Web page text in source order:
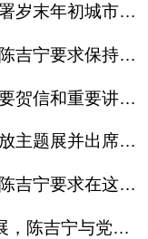
市委常委会研究巡视整改，部署岁末年初城市安全工作
两整天的市委学习讨论会上，陈吉宁要求保持战略定力始终坚定信心善于科学应对
市委常委会传达学习总书记重要贺信和重要讲话精神，研究党建引领物业治理等工作
陈吉宁龚正等参观浦东开发开放主题展并出席座谈会
上海市委人大工作会议举行，陈吉宁要求在这些方面更加奋发有为
锚定“十五五”上海经济社会发展，陈吉宁与党外人士专题协商座谈